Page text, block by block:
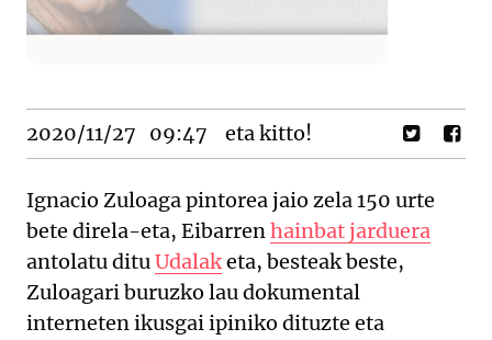
2020/11/27 09:47 eta kitto!
Ignacio Zuloaga pintorea jaio zela 150 urte
bete direla-eta, Eibarrenhainbat jarduera
antolatu dituUdalaketa, besteak beste,
Zuloagari buruzko lau dokumental
interneten ikusgai ipiniko dituzte eta